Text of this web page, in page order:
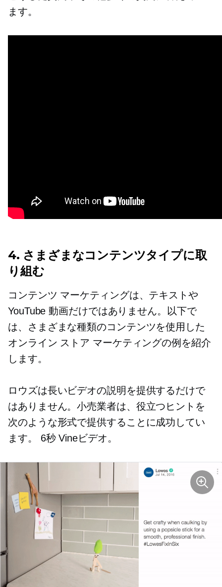
ます。
4. さまざまなコンテンツタイプに取
り組む
コンテンツ マーケティングは、テキストや
YouTube 動画だけではありません。以下で
は、さまざまな種類のコンテンツを使用した
オンライン ストア マーケティングの例を紹介
します。
ロウズは長いビデオの説明を提供するだけで
はありません。小売業者は、役立つヒントを
次のような形式で提供することに成功してい
ます。 6秒Vineビデオ。